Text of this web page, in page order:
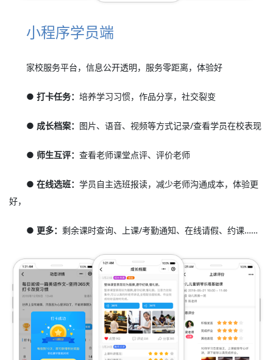
小程序学员端
家校服务平台，信息公开透明，服务零距离，体验好
● 打卡任务：培养学习习惯，作品分享，社交裂变
● 成长档案： 图片、语音、视频等方式记录/查看学员在校表现
● 师生互评：查看老师课堂点评、评价老师
● 在线选班：学员自主选班报读，减少老师沟通成本，体验更
好，
● 更多：剩余课时查询、上课/考勤通知、在线请假、约课……